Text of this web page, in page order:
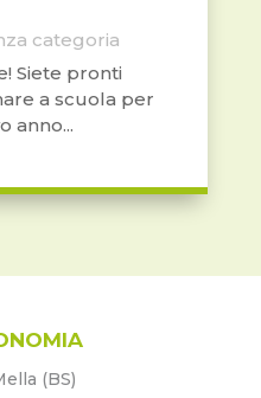
categoria
Siete pronti
a scuola per
anno...
(BS)